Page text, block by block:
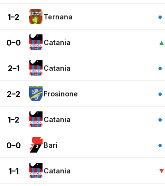
1–2 Ternana ●
0–0 Catania ▲
2–1 Catania ●
2–2 Frosinone ●
1–2 Catania ●
0–0 Bari ●
1–1 Catania ▼